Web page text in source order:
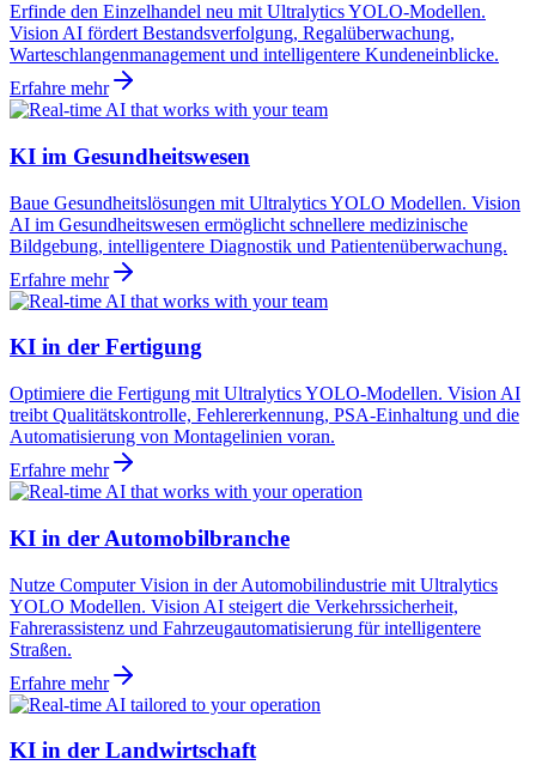
Erfinde den Einzelhandel neu mit Ultralytics YOLO-Modellen.
Vision AI fördert Bestandsverfolgung, Regalüberwachung,
Warteschlangenmanagement und intelligentere Kundeneinblicke.
Erfahre mehr
KI im Gesundheitswesen
Baue Gesundheitslösungen mit Ultralytics YOLO Modellen. Vision
AI im Gesundheitswesen ermöglicht schnellere medizinische
Bildgebung, intelligentere Diagnostik und Patientenüberwachung.
Erfahre mehr
KI in der Fertigung
Optimiere die Fertigung mit Ultralytics YOLO-Modellen. Vision AI
treibt Qualitätskontrolle, Fehlererkennung, PSA-Einhaltung und die
Automatisierung von Montagelinien voran.
Erfahre mehr
KI in der Automobilbranche
Nutze Computer Vision in der Automobilindustrie mit Ultralytics
YOLO Modellen. Vision AI steigert die Verkehrssicherheit,
Fahrerassistenz und Fahrzeugautomatisierung für intelligentere
Straßen.
Erfahre mehr
KI in der Landwirtschaft